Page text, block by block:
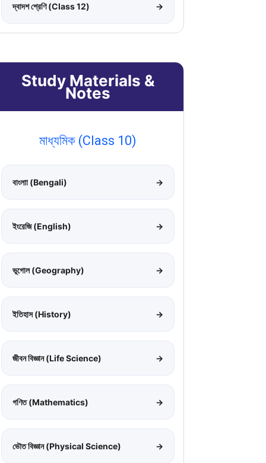
দ্বাদশ শ্রেণি (Class 12) →
Study Materials &
Notes
মাধ্যমিক (Class 10)
বাংলাা (Bengali) →
ইংরেজি (English) →
ভূগোল (Geography) →
ইতিহাস (History) →
জীবন বিজ্ঞান (Life Science) →
গণিত (Mathematics) →
ভৌত বিজ্ঞান (Physical Science) →